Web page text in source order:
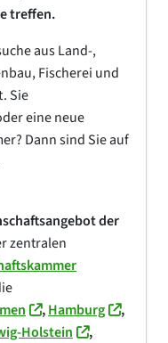
treffen.
aus Land-,
Fischerei und
Sie
eine neue
Dann sind Sie auf
der
zentralen
,Hamburg
,
Holstein
,